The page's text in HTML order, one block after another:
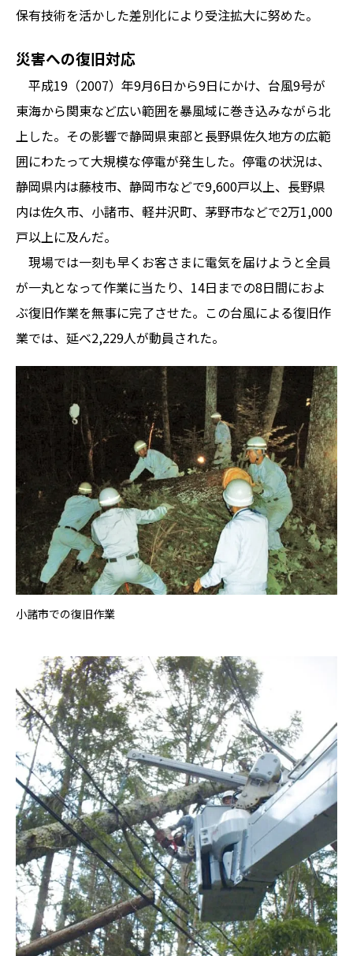
保有技術を活かした差別化により受注拡大に努めた。
災害への復旧対応
平成19（2007）年9月6日から9日にかけ、台風9号が
東海から関東など広い範囲を暴風域に巻き込みながら北
上した。その影響で静岡県東部と長野県佐久地方の広範
囲にわたって大規模な停電が発生した。停電の状況は、
静岡県内は藤枝市、静岡市などで9,600戸以上、長野県
内は佐久市、小諸市、軽井沢町、茅野市などで2万1,000
戸以上に及んだ。
現場では一刻も早くお客さまに電気を届けようと全員
が一丸となって作業に当たり、14日までの8日間におよ
ぶ復旧作業を無事に完了させた。この台風による復旧作
業では、延べ2,229人が動員された。
小諸市での復旧作業